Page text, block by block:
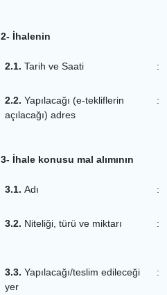
2- İhalenin
2.1. Tarih ve Saati :
2.2. Yapılacağı (e-tekliflerin
açılacağı) adres
:
3- İhale konusu mal alımının
3.1. Adı :
3.2. Niteliği, türü ve miktarı :
3.3. Yapılacağı/teslim edileceği
yer
: